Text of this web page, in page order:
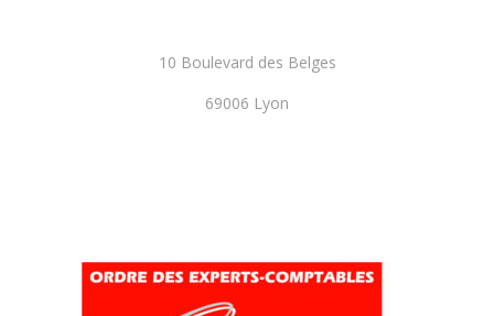
10 Boulevard des Belges
69006 Lyon